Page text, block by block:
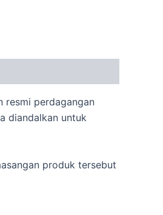
resmi perdagangan
diandalkan untuk
produk tersebut